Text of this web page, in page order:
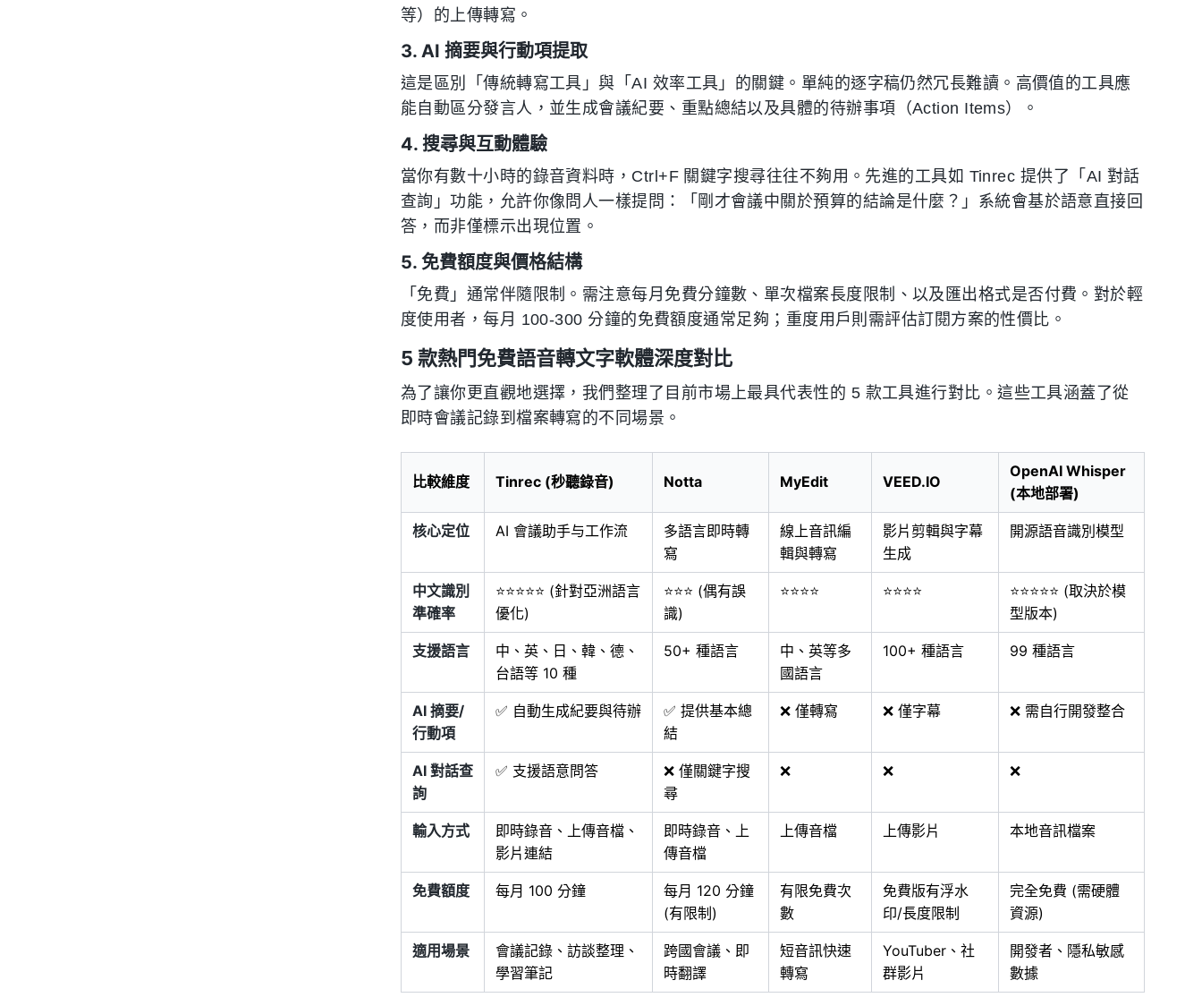
等）的上傳轉寫。
3. AI 摘要與行動項提取
這是區別「傳統轉寫工具」與「AI 效率工具」的關鍵。單純的逐字稿仍然冗長難讀。高價值的工具應
能自動區分發言人，並生成會議紀要、重點總結以及具體的待辦事項（Action Items）。
4. 搜尋與互動體驗
當你有數十小時的錄音資料時，Ctrl+F 關鍵字搜尋往往不夠用。先進的工具如 Tinrec 提供了「AI 對話
查詢」功能，允許你像問人一樣提問：「剛才會議中關於預算的結論是什麼？」系統會基於語意直接回
答，而非僅標示出現位置。
5. 免費額度與價格結構
「免費」通常伴隨限制。需注意每月免費分鐘數、單次檔案長度限制、以及匯出格式是否付費。對於輕
度使用者，每月 100-300 分鐘的免費額度通常足夠；重度用戶則需評估訂閱方案的性價比。
5 款熱門免費語音轉文字軟體深度對比
為了讓你更直觀地選擇，我們整理了目前市場上最具代表性的 5 款工具進行對比。這些工具涵蓋了從
即時會議記錄到檔案轉寫的不同場景。
比較維度 Tinrec (秒聽錄音) Notta MyEdit VEED.IO
OpenAI Whisper
(本地部署)
核心定位 AI 會議助手与工作流
多語言即時轉
寫
線上音訊編
輯與轉寫
影片剪輯與字幕
生成
開源語音識別模型
中文識別
準確率
⭐⭐⭐⭐⭐ (針對亞洲語言
優化)
⭐⭐⭐ (偶有誤
識)
⭐⭐⭐⭐ ⭐⭐⭐⭐
⭐⭐⭐⭐⭐ (取決於模
型版本)
支援語言
中、英、日、韓、德、
台語等 10 種
50+ 種語言
中、英等多
國語言
100+ 種語言 99 種語言
AI 摘要/
行動項
✅ 自動生成紀要與待辦
✅ 提供基本總
結
❌ 僅轉寫 ❌ 僅字幕 ❌ 需自行開發整合
AI 對話查
詢
✅ 支援語意問答
❌ 僅關鍵字搜
尋
❌ ❌ ❌
輸入方式
即時錄音、上傳音檔、
影片連結
即時錄音、上
傳音檔
上傳音檔 上傳影片 本地音訊檔案
免費額度 每月 100 分鐘
每月 120 分鐘
(有限制)
有限免費次
數
免費版有浮水
印/長度限制
完全免費 (需硬體
資源)
適用場景
會議記錄、訪談整理、
學習筆記
跨國會議、即
時翻譯
短音訊快速
轉寫
YouTuber、社
群影片
開發者、隱私敏感
數據